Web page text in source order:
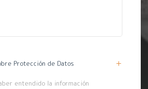
Protección de Datos
entendido la información